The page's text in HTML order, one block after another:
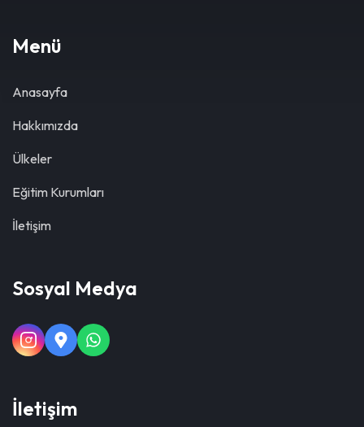
Menü
Anasayfa
Hakkımızda
Ülkeler
Eğitim Kurumları
İletişim
Sosyal Medya
İletişim